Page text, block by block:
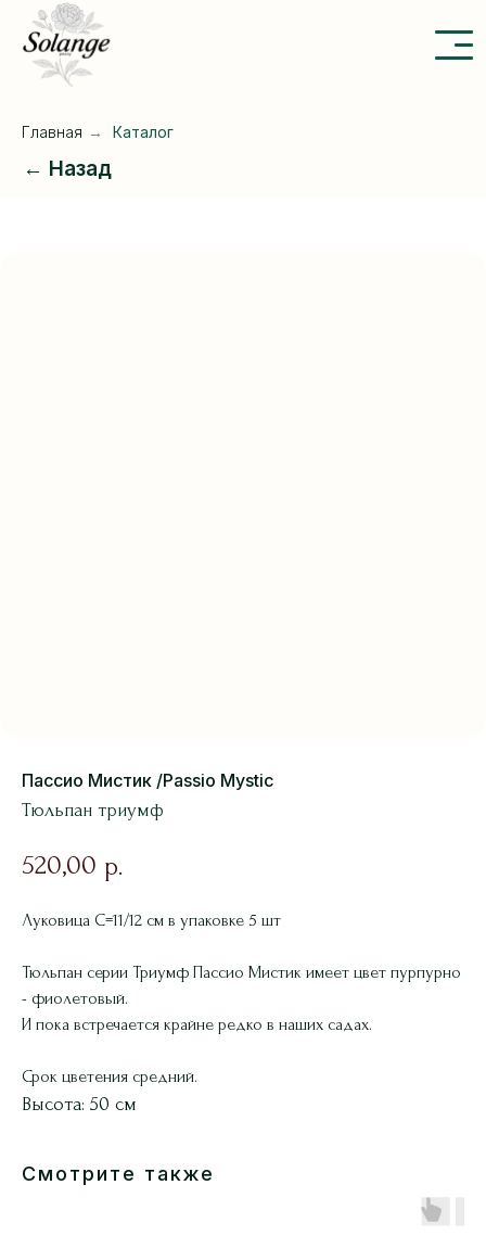
Главная → Каталог
← Назад
Пассио Мистик /Passio Mystic
Тюльпан триумф
520,00 р.
Луковица С=11/12 см в упаковке 5 шт
Тюльпан серии Триумф Пассио Мистик имеет цвет пурпурно
- фиолетовый.
И пока встречается крайне редко в наших садах.
Срок цветения средний.
Высота: 50 см
Смотрите также